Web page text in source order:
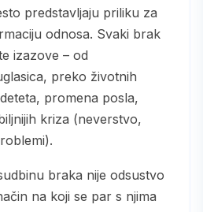
predstavljaju priliku za
odnosa. Svaki brak
izazove – od
preko životnih
promena posla,
kriza (neverstvo,
na koji se par s njima